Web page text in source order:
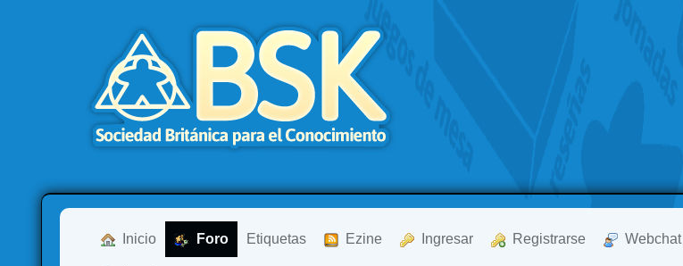
Inicio Foro Etiquetas Ezine Ingresar Registrarse Webchat